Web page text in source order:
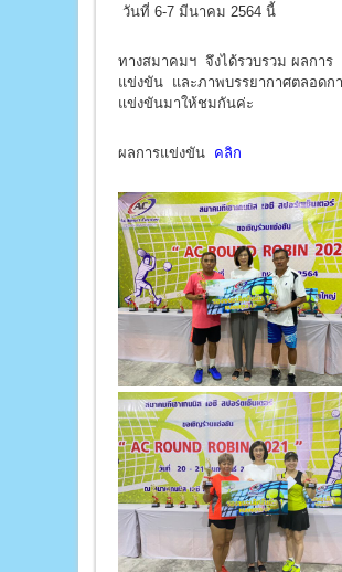
วันที่ 6-7 มีนาคม 2564 นี้
ทางสมาคมฯ จึงได้รวบรวม ผลการ
แข่งขัน และภาพบรรยากาศตลอดก
แข่งขันมาให้ชมกันค่ะ
ผลการแข่งขัน คลิก